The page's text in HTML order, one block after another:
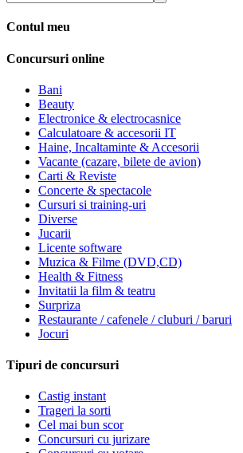
Contul meu
Concursuri online
Bani
Beauty
Electronice & electrocasnice
Calculatoare & accesorii IT
Haine, Incaltaminte & Accesorii
Vacante (cazare, bilete de avion)
Carti & Reviste
Concerte & spectacole
Cursuri si training-uri
Diverse
Jucarii
Licente software
Muzica & Filme (DVD,CD)
Health & Fitness
Invitatii la film & teatru
Surpriza
Restaurante / cafenele / cluburi / baruri
Jocuri
Tipuri de concursuri
Castig instant
Trageri la sorti
Cel mai bun scor
Concursuri cu jurizare